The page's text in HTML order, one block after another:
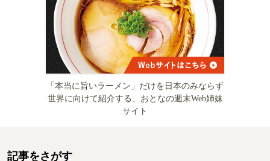
「本当に旨いラーメン」だけを日本のみならず
世界に向けて紹介する、おとなの週末Web姉妹
サイト
記事をさがす